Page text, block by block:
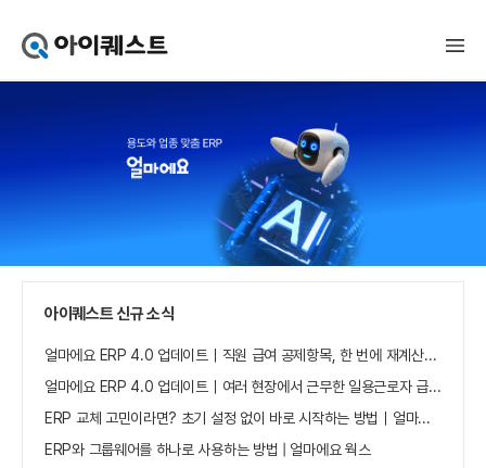
퀘
얼
마
가
기
아이퀘스트 신규 소식
얼마에요 ERP 4.0 업데이트｜직원 급여 공제항목, 한 번에 재계산하세요
얼마에요 ERP 4.0 업데이트｜여러 현장에서 근무한 일용근로자 급여, 현장별로 선택 수집하세요
ERP 교체 고민이라면? 초기 설정 없이 바로 시작하는 방법｜얼마에요 ERP
ERP와 그룹웨어를 하나로 사용하는 방법 | 얼마에요 웍스